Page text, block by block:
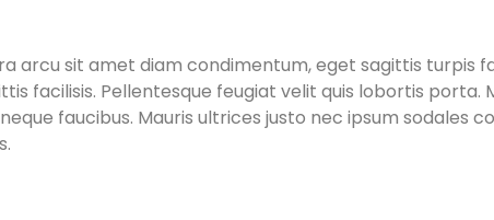
arcu sit amet diam condimentum, eget sagittis turpis
facilisis. Pellentesque feugiat velit quis lobortis porta.
faucibus. Mauris ultrices justo nec ipsum sodales